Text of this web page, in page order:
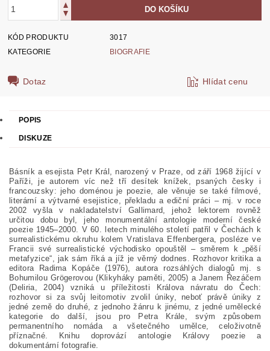
KÓD PRODUKTU
3017
KATEGORIE
BIOGRAFIE
Dotaz Hlídat cenu
POPIS
DISKUZE
Básník a esejista Petr Král, narozený v Praze, od září 1968 žijící v
Paříži, je autorem víc než tří desítek knížek, psaných česky i
francouzsky: jeho doménou je poezie, ale věnuje se také filmové,
literární a výtvarné esejistice, překladu a ediční práci – mj. v roce
2002 vyšla v nakladatelství Gallimard, jehož lektorem rovněž
určitou dobu byl, jeho monumentální antologie moderní české
poezie 1945–2000. V 60. letech minulého století patřil v Čechách k
surrealistickému okruhu kolem Vratislava Effenbergera, posléze ve
Francii své surrealistické východisko opouštěl – směrem k „pěší
metafyzice“, jak sám říká a jíž je věrný dodnes. Rozhovor kritika a
editora Radima Kopáče (1976), autora rozsáhlých dialogů mj. s
Bohumilou Grögerovou (Klikyháky paměti, 2005) a Janem Řezáčem
(Deliria, 2004) vzniká u příležitosti Králova návratu do Čech:
rozhovor si za svůj leitomotiv zvolil úniky, neboť právě úniky z
jedné země do druhé, z jednoho žánru k jinému, z jedné umělecké
kategorie do další, jsou pro Petra Krále, svým způsobem
permanentního nomáda a všetečného umělce, celoživotně
příznačné. Knihu doprovází antologie Královy poezie a
dokumentární fotografie.